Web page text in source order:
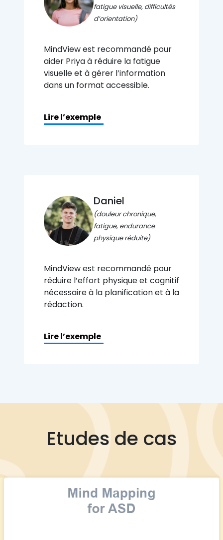
fatigue visuelle, difficultés
d’orientation)
MindView est recommandé pour
aider Priya à réduire la fatigue
visuelle et à gérer l’information
dans un format accessible.
Lire l’exemple
Daniel
(douleur chronique,
fatigue, endurance
physique réduite)
MindView est recommandé pour
réduire l’effort physique et cognitif
nécessaire à la planification et à la
rédaction.
Lire l’exemple
Etudes de cas